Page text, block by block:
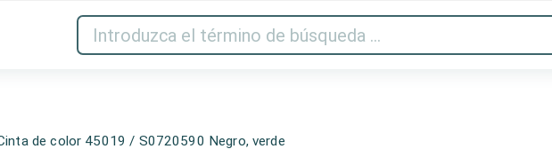
Red Audio y vídeo Impresora y escáner
de color 45019 / S0720590 Negro, verde